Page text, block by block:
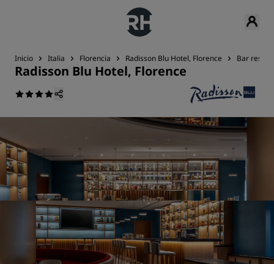
Inicio Italia Florencia Radisson Blu Hotel, Florence Bar
Radisson Blu Hotel, Florence